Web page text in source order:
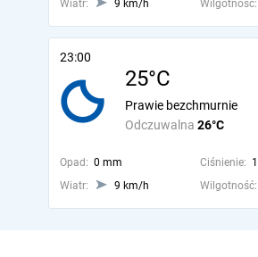
Wiatr: 9 km/h Wilgotność:
23:00
25°C
Odczuwalna 26°C
Prawie bezchmurnie
Opad: 0 mm Ciśnienie:
Wiatr:
9 km/h Wilgotność: